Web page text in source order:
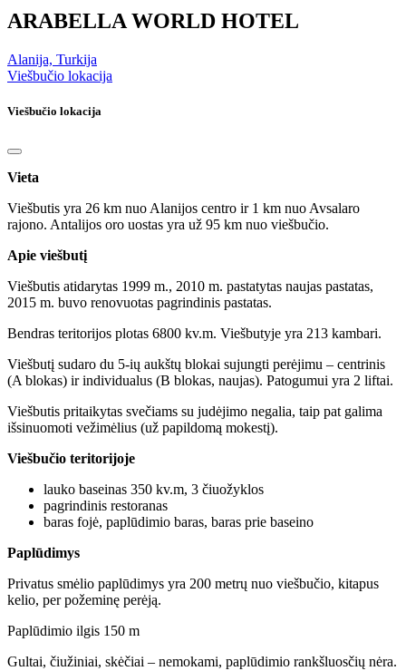
ARABELLA WORLD HOTEL
Alanija, Turkija
Viešbučio lokacija
Viešbučio lokacija
Vieta
Viešbutis yra 26 km nuo Alanijos centro ir 1 km nuo Avsalaro
rajono. Antalijos oro uostas yra už 95 km nuo viešbučio.
Apie viešbutį
Viešbutis atidarytas 1999 m., 2010 m. pastatytas naujas pastatas,
2015 m. buvo renovuotas pagrindinis pastatas.
Bendras teritorijos plotas 6800 kv.m. Viešbutyje yra 213 kambari­.
Viešbutį sudaro du 5-ių aukštų blokai sujungti perėjimu – centrinis
(A blokas) ir individualus (B blokas, naujas). Patogumui yra 2 liftai.
Viešbutis pritaikytas svečiams su judėjimo negalia, taip pat galima
išsinuomoti vežimėlius (už papildomą mokestį).
Viešbučio teritorijoje
lauko baseinas 350 kv.m, 3 čiuožyklos
pagrindinis restoranas
baras fojė, paplūdimio baras, baras prie baseino
Paplūdimys
Privatus smėlio paplūdimys yra 200 metrų nuo viešbučio, kitapus
kelio, per požeminę perėją.
Paplūdimio ilgis 150 m
Gultai, čiužiniai, skėčiai – nemokami, paplūdimio rankšluosčių nėra.